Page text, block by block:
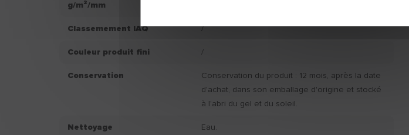
g/m²/mm
Classemement IAQ /
Couleur produit fini /
Conservation
Conservation du produit : 12 mois, après la date
d'achat, dans son emballage d'origine et stocké
à l'abri du gel et du soleil.
Nettoyage Eau.